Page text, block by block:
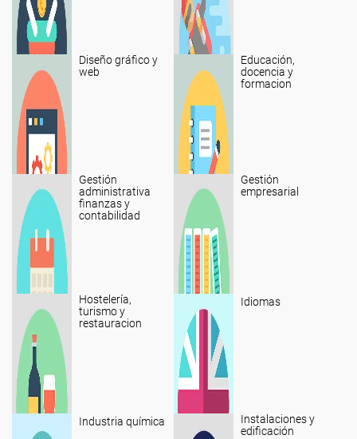
Diseño gráfico y
web
Educación,
docencia y
formacion
Gestión
administrativa
finanzas y
contabilidad
Gestión
empresarial
Hostelería,
turismo y
restauracion
Idiomas
Industria química
Instalaciones y
edificación